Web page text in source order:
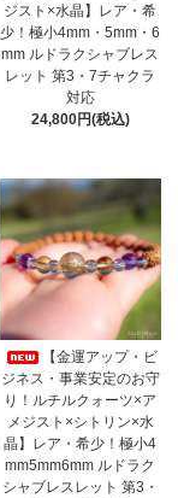
ジスト×水晶】レア・希
少！極小4mm・5mm・6
mm ルドラクシャブレス
レット 第3・7チャクラ
対応
24,800円(税込)
【金運アップ・ビ
ジネス・事業安定のお守
り！ルチルクォーツ×ア
メジスト×シトリン×水
晶】レア・希少！極小4
mm5mm6mm ルドラク
シャブレスレット 第3・